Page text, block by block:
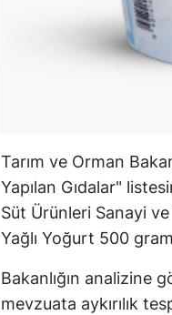
Tarım ve Orman
Yapılan Gıdalar"
Süt Ürünleri Sanayi
Yağlı Yoğurt 500
Bakanlığın analizine
mevzuata aykırılık